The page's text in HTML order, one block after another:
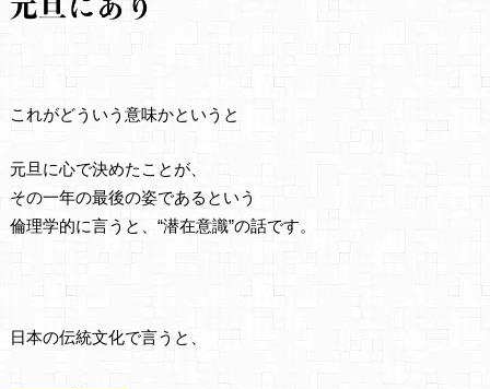
これがどういう意味かというと
元旦に心で決めたことが、
その一年の最後の姿であるという
倫理学的に言うと、“潜在意識”の話です。
日本の伝統文化で言うと、